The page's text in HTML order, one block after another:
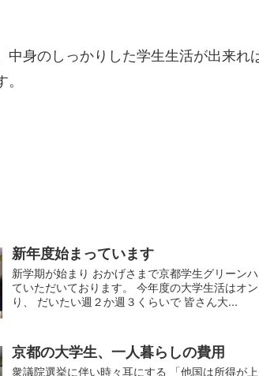
中身のしっかりした学生生活が出来れ
新年度始まっています
新学期が始まり おかげさまで京都学生グリーン
ていただいております。 今年度の大学生活はオ
り、 だいたい週２か週３くらいで 皆さん大...
京都の大学生、一人暮らしの費用
衆議院選挙に伴い時々耳にする 「他国は所得が